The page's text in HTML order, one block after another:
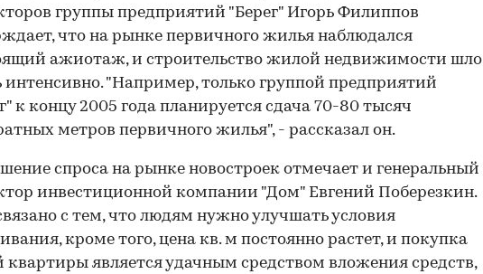
группы предприятий "Берег" Игорь Филиппов
что на рынке первичного жилья наблюдался
ажиотаж, и строительство жилой недвижимости шло
интенсивно. "Например, только группой предприятий
к концу 2005 года планируется сдача 70-80 тысяч
метров первичного жилья", - рассказал он.
спроса на рынке новостроек отмечает и генеральный
инвестиционной компании "Дом" Евгений Поберезкин.
с тем, что людям нужно улучшать условия
кроме того, цена кв. м постоянно растет, и покупка
квартиры является удачным средством вложения средств,